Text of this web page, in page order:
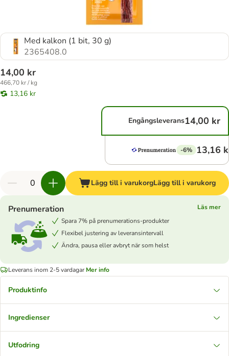
Med kalkon (1 bit, 30 g)
2365408.0
14,00 kr
466,70 kr / kg
13,16 kr
Engångsleverans14,00 kr
-6% 13,16
Lägg till i varukorgLägg till i varukorg
Prenumeration
Läs mer
Spara 7% på prenumerations-produkter
Flexibel justering av leveransintervall
Ändra, pausa eller avbryt när som helst
Leverans inom 2-5 vardagar Mer info
Produktinfo
Ingredienser
Utfodring